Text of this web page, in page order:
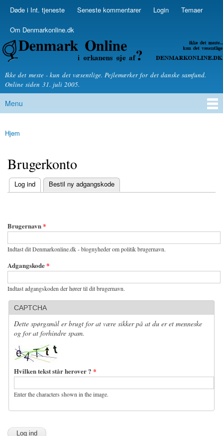
Skip to
Secondary menu
Døde i Int. tjeneste Seneste kommentarer Login Temaer
Om Denmarkonline.dk
Denmarkonline.dk - blognyheder om politik
Ikke det meste - kun det væsentlige. Pejlemærker for det danske samfund.
Online siden 31. juli 2005.
Main menu
Menu
You are here
Hjem
Brugerkonto
Primary tabs
Log ind
(active tab) Bestil ny adgangskode
Brugernavn*
Indtast dit Denmarkonline.dk - blognyheder om politik brugernavn.
Adgangskode*
Indtast adgangskoden der hører til dit brugernavn.
CAPTCHA
Dette spørgsmål er brugt for at være sikker på at du er et menneske
og for at forhindre spam.
Hvilken tekst står herover ? *
Enter the characters shown in the image.